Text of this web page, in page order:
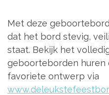
Met deze
dat het bord stevig,
staat. Bekijk het
geboorteborden huren
favoriete ontwerp via